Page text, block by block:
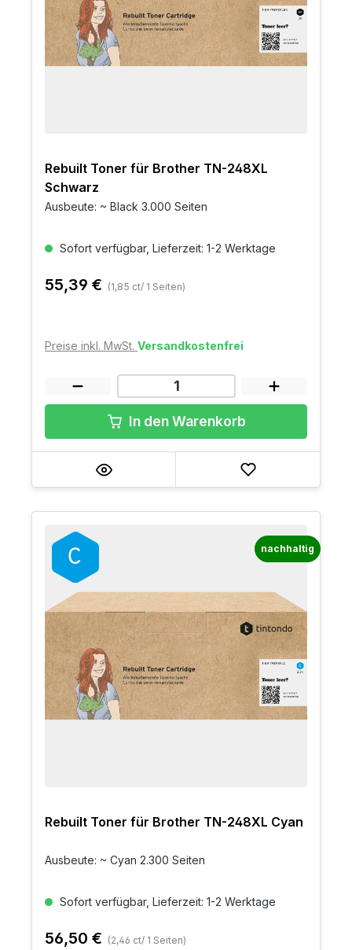
Rebuilt Toner für Brother TN-248XL
Schwarz
Ausbeute: ~ Black 3.000 Seiten
Sofort verfügbar, Lieferzeit: 1-2 Werktage
55,39 € (1,85 ct/ 1 Seiten)
Preise inkl. MwSt. Versandkostenfrei
In den Warenkorb
nachhaltig
Rebuilt Toner für Brother TN-248XL Cyan
Ausbeute: ~ Cyan 2.300 Seiten
Sofort verfügbar, Lieferzeit: 1-2 Werktage
56,50 € (2,46 ct/ 1 Seiten)